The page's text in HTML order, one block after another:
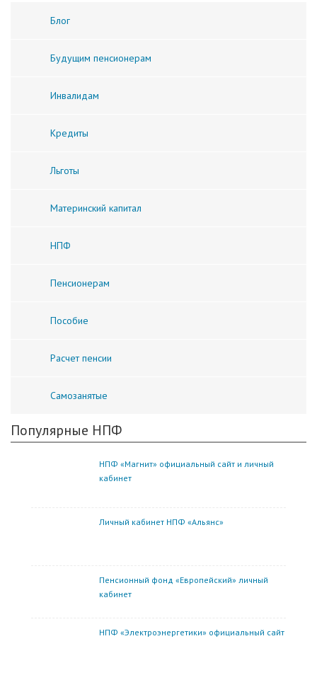
Блог
Будущим пенсионерам
Инвалидам
Кредиты
Льготы
Материнский капитал
НПФ
Пенсионерам
Пособие
Расчет пенсии
Самозанятые
Популярные НПФ
НПФ «Магнит» официальный сайт и личный
кабинет
Личный кабинет НПФ «Альянс»
Пенсионный фонд «Европейский» личный
кабинет
НПФ «Электроэнергетики» официальный сайт